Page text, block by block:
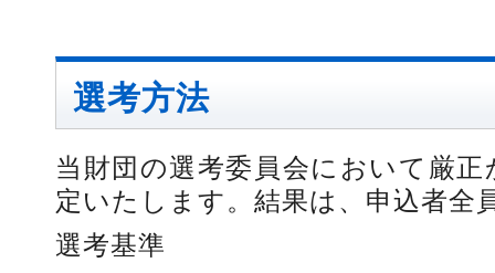
選考方法
当財団の選考委員会において厳
定いたします。結果は、申込者全
選考基準